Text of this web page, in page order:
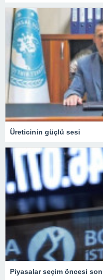
Üreticinin güçlü sesi
Piyasalar seçim öncesi